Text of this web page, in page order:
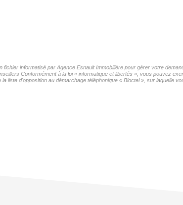
informatisé par Agence Esnault Immobilière pour gérer votre
Conformément à la loi « informatique et libertés », vous pouvez
liste d'opposition au démarchage téléphonique « Bloctel », sur laquelle